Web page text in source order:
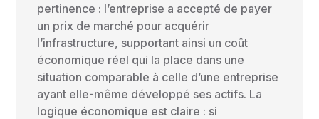
pertinence : l’entreprise a accepté de payer
un prix de marché pour acquérir
l’infrastructure, supportant ainsi un coût
économique réel qui la place dans une
situation comparable à celle d’une entreprise
ayant elle-même développé ses actifs. La
logique économique est claire : si